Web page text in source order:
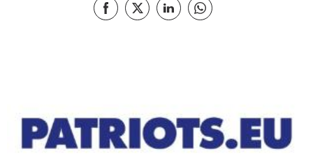
Podziel się Facebook
Podziel się XUdostępnij tę stronę LinkedIn
Udostępnij tę stronę